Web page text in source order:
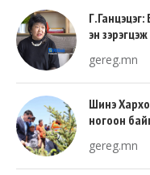
эн
gereg.mn
Шинэ
ногоон
gereg.mn